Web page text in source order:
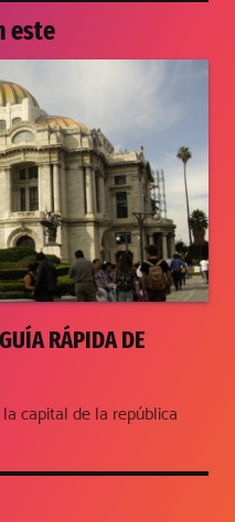
este
RÁPIDA DE
capital de la república